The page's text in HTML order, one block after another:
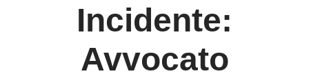
p
Incidente:
Avvocato